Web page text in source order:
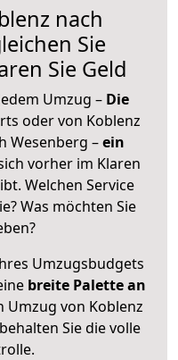
nach
Sie
Sie Geld
Umzug – Die
oder von Koblenz
Wesenberg –ein
vorher im Klaren
Welchen Service
Was möchten Sie
Umzugsbudgets
breite Palette an
Umzug von Koblenz
Sie die volle